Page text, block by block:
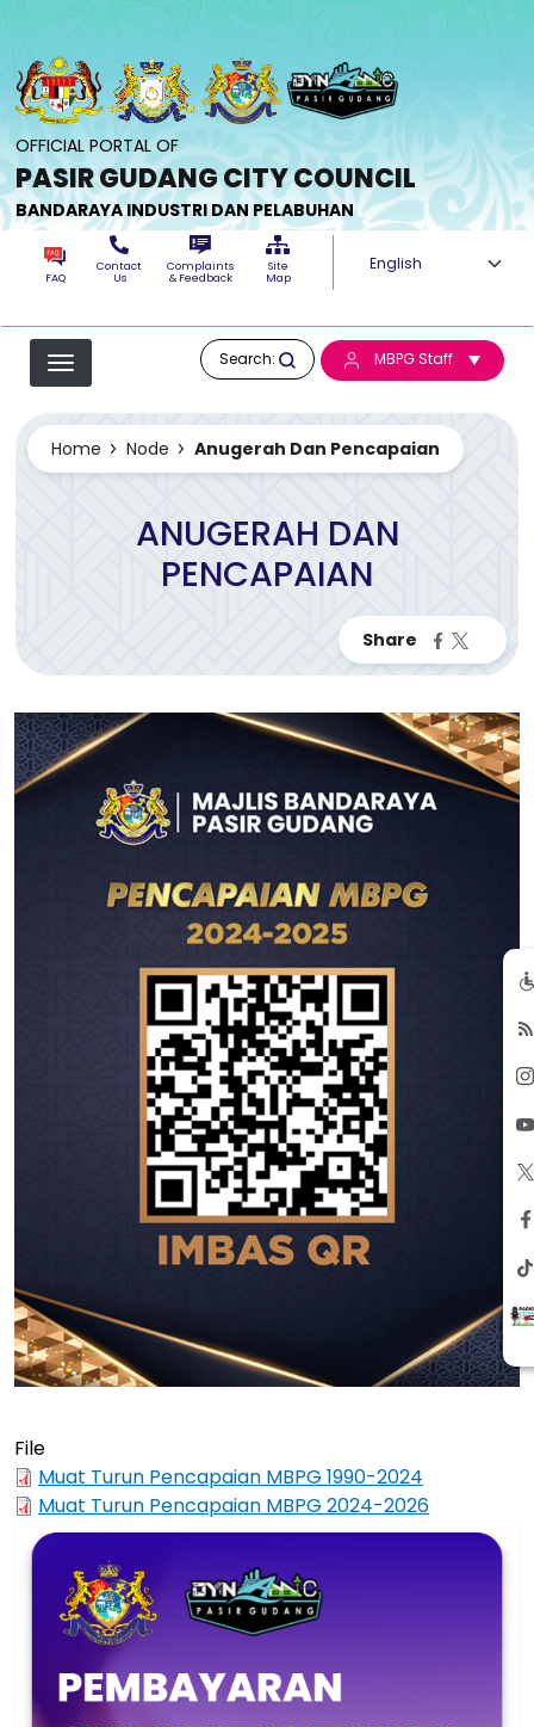
OFFICIAL PORTAL OF
PASIR GUDANG CITY COUNCIL
BANDARAYA INDUSTRI DAN PELABUHAN
FAQ
Contact
Us
Complaints
& Feedback
Site
Map
Select your
Search: MBPG Staff
Home Node Anugerah Dan Pencapaian
ANUGERAH DAN
PENCAPAIAN
File
Muat Turun Pencapaian MBPG 1990-2024
Muat Turun Pencapaian MBPG 2024-2026